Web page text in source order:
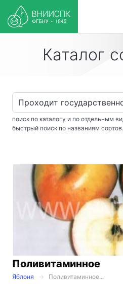
Каталог
поиск по каталогу и по отдельным
быстрый поиск по названиям
Поливитаминное
Яблоня
Поливитаминное...